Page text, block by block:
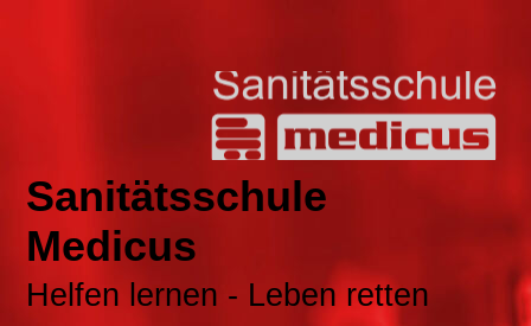
Sanitätsschule
Medicus
Helfen lernen - Leben retten